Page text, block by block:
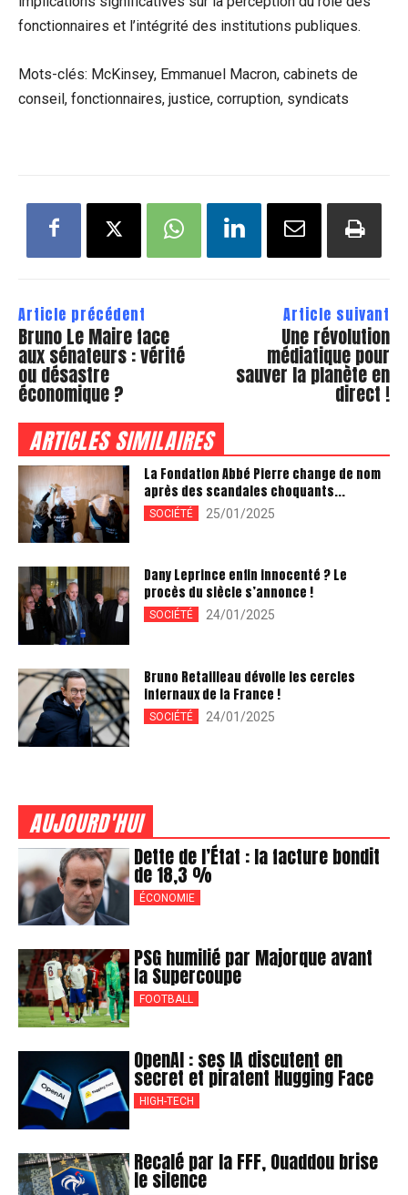
fonctionnaires et l’intégrité des institutions publiques.
Mots-clés: McKinsey, Emmanuel Macron, cabinets de
conseil, fonctionnaires, justice, corruption, syndicats
Article précédent
Bruno Le Maire face
aux sénateurs : vérité
ou désastre
économique ?
Article suivant
Une révolution
médiatique pour
sauver la planète en
direct !
ARTICLES SIMILAIRES
La Fondation Abbé Pierre change de nom
après des scandales choquants...
SOCIÉTÉ 25/01/2025
Dany Leprince enfin innocenté ? Le
procès du siècle s’annonce !
SOCIÉTÉ 24/01/2025
Bruno Retailleau dévoile les cercles
infernaux de la France !
SOCIÉTÉ 24/01/2025
AUJOURD'HUI
Dette de l’État : la facture bondit
de 18,3 %
ÉCONOMIE
PSG humilié par Majorque avant
la Supercoupe
FOOTBALL
OpenAI : ses IA discutent en
secret et piratent Hugging Face
HIGH-TECH
Recalé par la FFF, Ouaddou brise
le silence